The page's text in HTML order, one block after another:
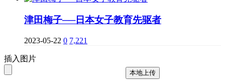
津田梅子──日本女子教育先驱者
2023-05-22 0 7,221
插入图片
本地上传